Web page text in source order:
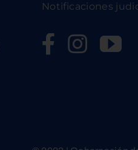
Notificaciones